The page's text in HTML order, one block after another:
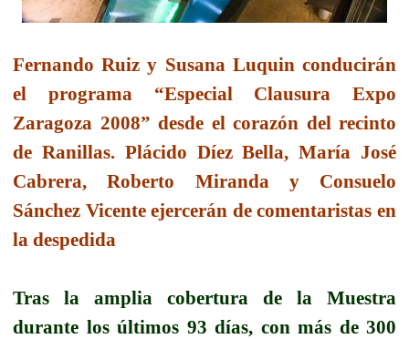
Fernando Ruiz y Susana Luquin conducirán
el programa “Especial Clausura Expo
Zaragoza 2008” desde el corazón del recinto
de Ranillas. Plácido Díez Bella, María José
Cabrera, Roberto Miranda y Consuelo
Sánchez Vicente ejercerán de comentaristas en
la despedida
Tras la amplia cobertura de la Muestra
durante los últimos 93 días, con más de 300